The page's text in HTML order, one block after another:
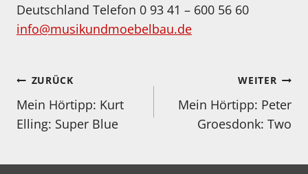
Deutschland Telefon 0 93 41 – 600 56 60
info@musikundmoebelbau.de
Beitragsnavigation
ZURÜCK
Mein Hörtipp: Kurt
Elling: Super Blue
WEITER
Mein Hörtipp: Peter
Groesdonk: Two